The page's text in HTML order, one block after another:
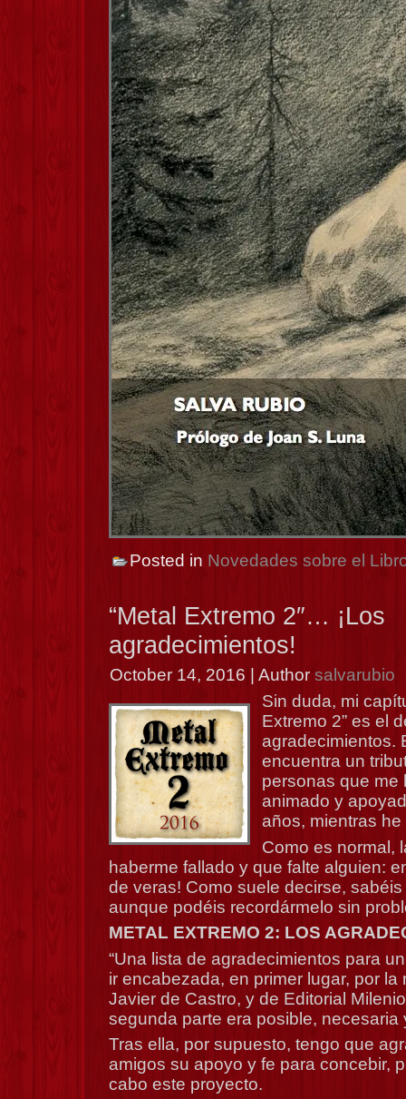
Posted in Novedades sobre el
“Metal Extremo 2″… ¡Los
agradecimientos!
October 14, 2016 | Author salvarubio
Sin duda, mi
Extremo 2” es el
agradecimientos.
encuentra un
personas que me
animado y
años, mientras
Como es normal,
haberme fallado y que falte alguien:
de veras! Como suele decirse,
aunque podéis recordármelo sin
METAL EXTREMO 2: LOS
“Una lista de agradecimientos para
ir encabezada, en primer lugar, por la
Javier de Castro, y de Editorial
segunda parte era posible, necesaria
Tras ella, por supuesto, tengo que
amigos su apoyo y fe para concebir,
cabo este proyecto.